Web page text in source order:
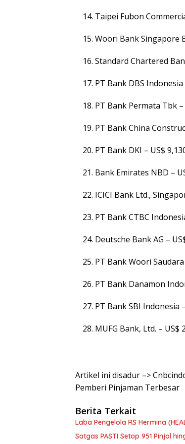
Taipei Fubon
Woori Bank Singapore
Standard Chartered
PT Bank DBS Indonesia
PT Bank Permata Tbk –
PT Bank China
PT Bank DKI – US$
Bank Emirates NBD –
ICICI Bank Ltd.,
PT Bank CTBC
Deutsche Bank AG –
PT Bank Woori
PT Bank Danamon
PT Bank SBI Indonesia
MUFG Bank, Ltd. – US$
Artikel ini disadur –>
Pemberi Pinjaman Terbesar
Berita Terkait
Laba Pengelola RS Hermina
Satgas PASTI Setop 951 Pinjol